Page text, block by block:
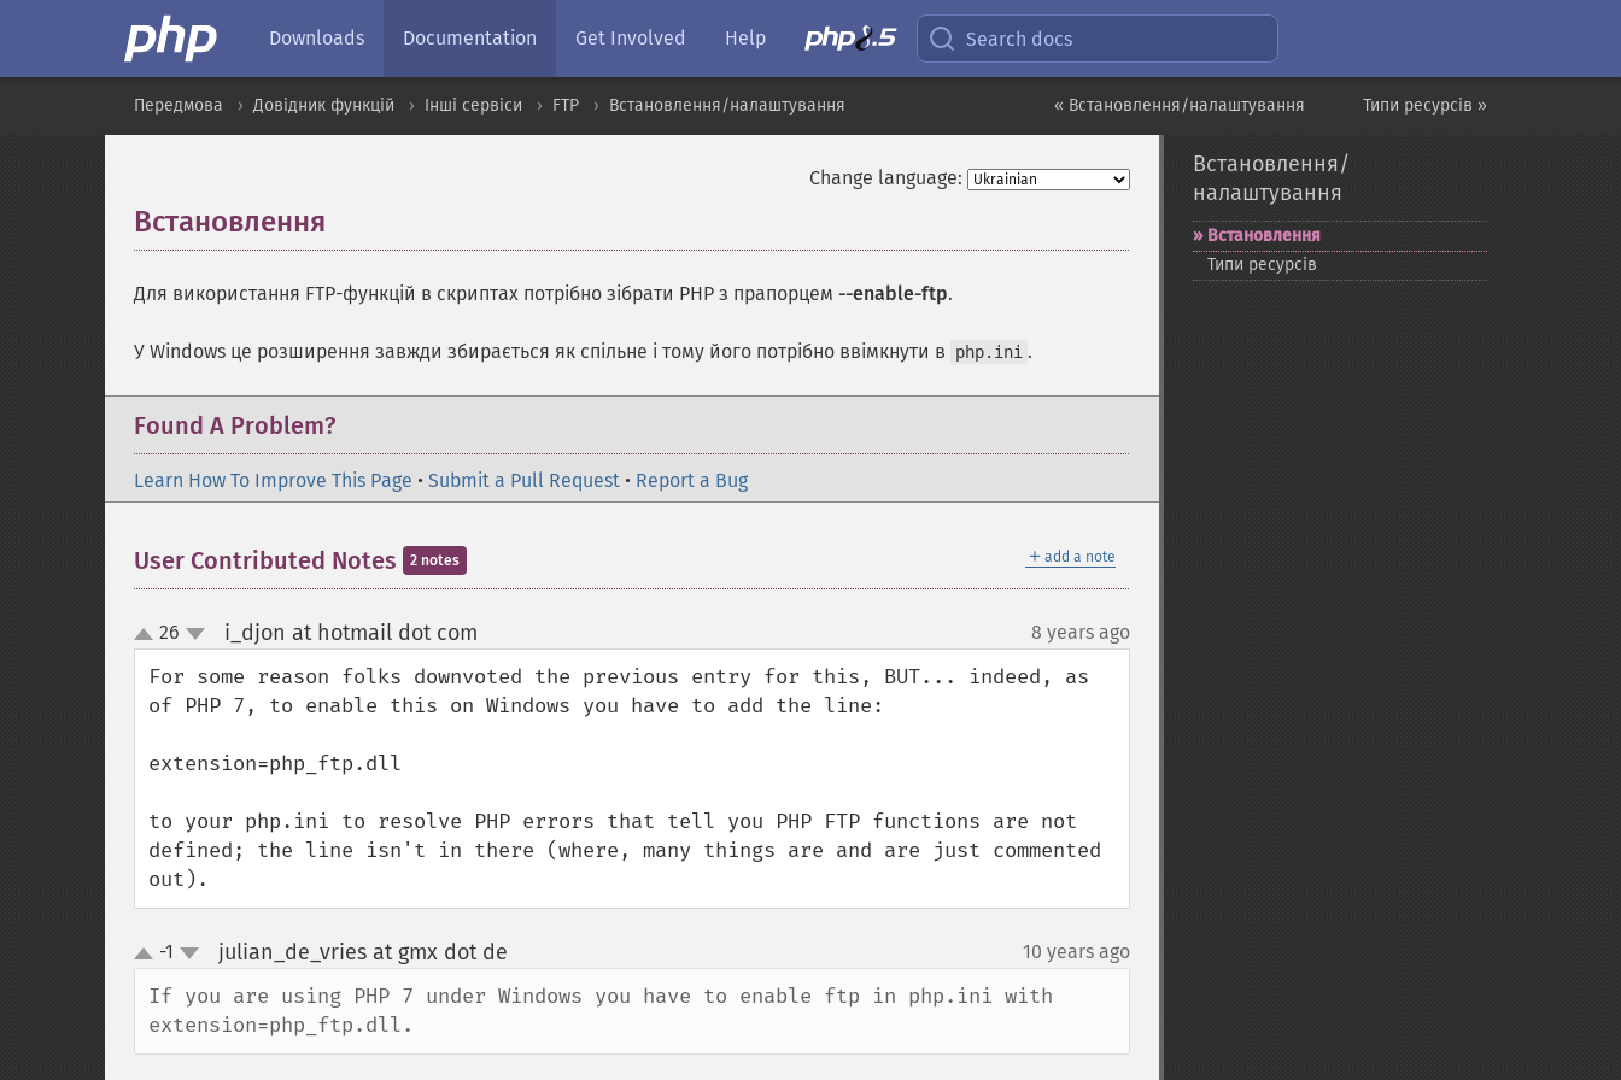
Downloads Documentation Get Involved Help Search docs
Типи ресурсів »
« Встановлення/налаштування
Передмова Довідник функцій Інші сервіси FTP Встановлення/налаштування
Change language:
Встановлення
Для використання FTP-функцій в скриптах потрібно зібрати PHP з прапорцем --enable-ftp.
У Windows це розширення завжди збирається як спільне і тому його потрібно ввімкнути в php.ini .
Found A Problem?
Learn How To Improve This Page • Submit a Pull Request • Report a Bug
＋ add a note
User Contributed Notes 2 notes
up
down
26 i_djon at hotmail dot com 8 years ago
For some reason folks downvoted the previous entry for this, BUT... indeed, as
of PHP 7, to enable this on Windows you have to add the line:
extension=php_ftp.dll
to your php.ini to resolve PHP errors that tell you PHP FTP functions are not
defined; the line isn't in there (where, many things are and are just commented
out).
up
down
-1 julian_de_vries at gmx dot de 10 years ago
If you are using PHP 7 under Windows you have to enable ftp in php.ini with
extension=php_ftp.dll.
Встановлення/
налаштування
Встановлення
Типи ресурсів